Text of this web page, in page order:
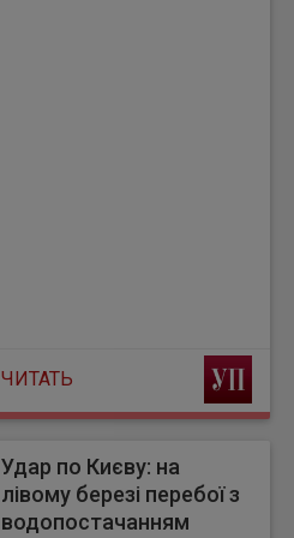
ЧИТАТЬ
Удар по Києву: на
лівому березі перебої з
водопостачанням